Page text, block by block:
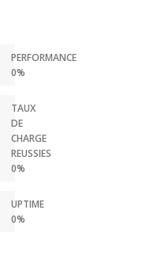
PERFORMANCE
0%
TAUX
DE
CHARGE
REUSSIES
0%
UPTIME
0%